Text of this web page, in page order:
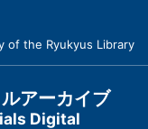
of the Ryukyus Library
アーカイブ
Digital